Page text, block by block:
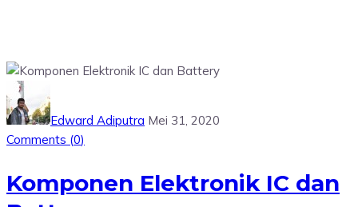
Edward Adiputra Mei 31, 2020
Comments (0)
Komponen Elektronik IC dan